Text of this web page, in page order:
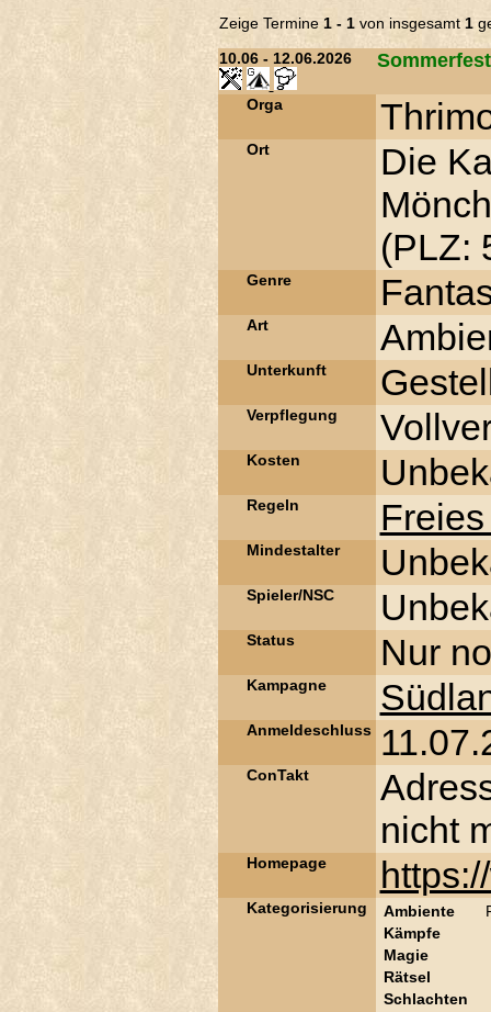
Zeige Termine 1 - 1von insgesamt 1
10.06 - 12.06.2026
Orga
Ort
Die
(PLZ:
Genre
Art
Unterkunft
Verpflegung
Kosten
Regeln
Mindestalter
Spieler/NSC
Status Nur
Kampagne
Anmeldeschluss
ConTakt
nicht
Homepage
Kategorisierung Ambiente
Kämpfe
Magie
Rätsel
Schlachten